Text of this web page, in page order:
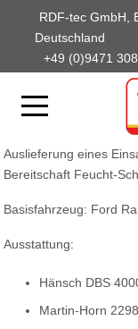
RDF-tec GmbH,
Deutschland
+49 (0)9471
Auslieferung eines
Bereitschaft Feucht-
Basisfahrzeug: Ford
Ausstattung:
Hänsch DBS
Martin-Horn